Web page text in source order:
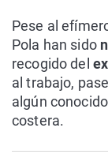
Pese al
Pola han sido
recogido del
al trabajo,
algún
costera.